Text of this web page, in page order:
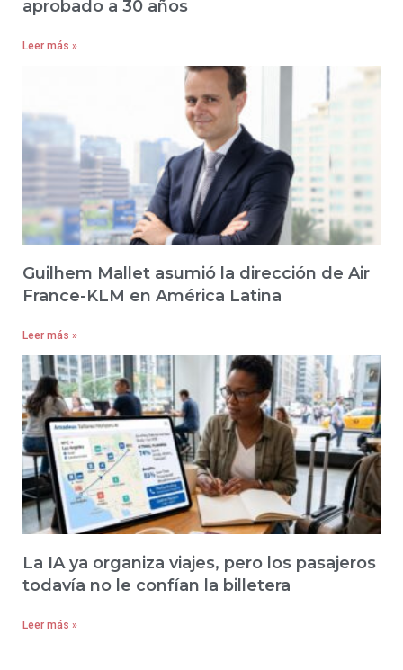
aprobado a 30 años
Leer más »
Guilhem Mallet asumió la dirección de Air
France-KLM en América Latina
Leer más »
La IA ya organiza viajes, pero los pasajeros
todavía no le confían la billetera
Leer más »